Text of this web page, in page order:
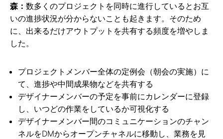
森： 数多くのプロジェクトを同時に進行しているとお互
いの進捗状況が分からないことも起きます。そのため
に、出来るだけアウトプットを共有する頻度を増やしま
した。
プロジェクトメンバー全体の定例会（朝会の実施）に
て、進捗や中間成果物などを共有する
デザイナーメンバーの予定を事前にカレンダーに登録
し、いつどの作業をしているか可視化する
デザイナーメンバー間のコミュニケーションのチャン
ネルをDMからオープンチャネルに移動し、業務を見